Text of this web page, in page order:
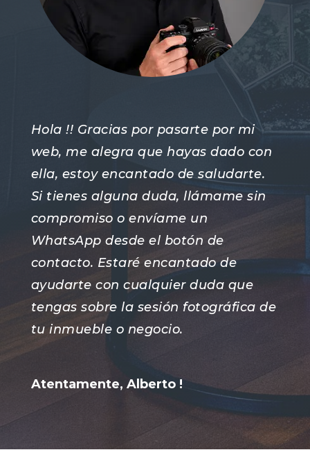
Hola !! Gracias por pasarte por mi
web, me alegra que hayas dado con
ella, estoy encantado de saludarte.
Si tienes alguna duda, llámame sin
compromiso o envíame un
WhatsApp desde el botón de
contacto. Estaré encantado de
ayudarte con cualquier duda que
tengas sobre la sesión fotográfica de
tu inmueble o negocio.
Atentamente, Alberto !